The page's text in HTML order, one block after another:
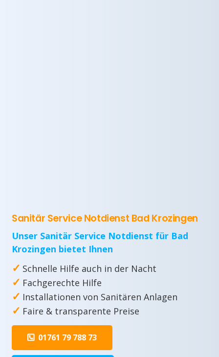
Sanitär Service Notdienst Bad Krozingen
Unser Sanitär Service Notdienst für Bad
Krozingen bietet Ihnen
✓ Schnelle Hilfe auch in der Nacht
✓ Fachgerechte Hilfe
✓ Installationen von Sanitären Anlagen
✓ Faire & transparente Preise
01761 79 788 73